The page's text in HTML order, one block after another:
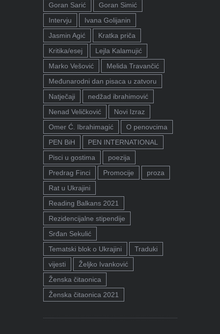
Goran Sarić
Goran Simić
Intervju
Ivana Golijanin
Jasmin Agić
Kratka priča
Kritika/esej
Lejla Kalamujić
Marko Vešović
Melida Travančić
Međunarodni dan pisaca u zatvoru
Natječaji
nedžad ibrahimović
Nenad Veličković
Novi Izraz
Omer Ć. Ibrahimagić
O penovcima
PEN BiH
PEN INTERNATIONAL
Pisci u gostima
poezija
Predrag Finci
Promocije
proza
Rat u Ukrajini
Reading Balkans 2021
Rezidencijalne stipendije
Srđan Sekulić
Tematski blok o Ukrajini
Traduki
vijesti
Željko Ivanković
Ženska čitaonica
Ženska čitaonica 2021